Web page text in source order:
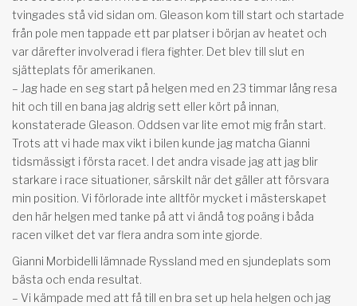
tvingades stå vid sidan om. Gleason kom till start och startade
från pole men tappade ett par platser i början av heatet och
var därefter involverad i flera fighter. Det blev till slut en
sjätteplats för amerikanen.
– Jag hade en seg start på helgen med en 23 timmar lång resa
hit och till en bana jag aldrig sett eller kört på innan,
konstaterade Gleason. Oddsen var lite emot mig från start.
Trots att vi hade max vikt i bilen kunde jag matcha Gianni
tidsmässigt i första racet. I det andra visade jag att jag blir
starkare i race situationer, särskilt när det gäller att försvara
min position. Vi förlorade inte alltför mycket i mästerskapet
den här helgen med tanke på att vi ändå tog poäng i båda
racen vilket det var flera andra som inte gjorde.
Gianni Morbidelli lämnade Ryssland med en sjundeplats som
bästa och enda resultat.
– Vi kämpade med att få till en bra set up hela helgen och jag